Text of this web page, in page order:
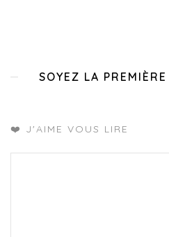
SOYEZ LA
❤️ J'AIME VOUS LIRE